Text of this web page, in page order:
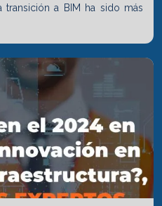
a BIM ha sido más